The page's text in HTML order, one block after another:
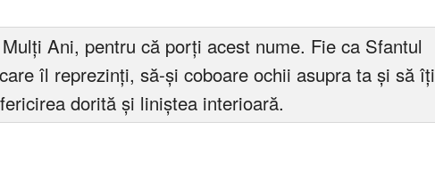
Ani, pentru că porţi acest nume. Fie ca Sfantul
îl reprezinţi, să-și coboare ochii asupra ta și să îți
dorită și liniştea interioară.